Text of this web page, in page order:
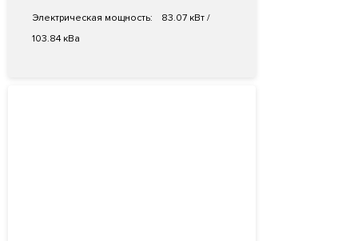
Электрическая мощность:
83.07 кВт /
103.84 кВа